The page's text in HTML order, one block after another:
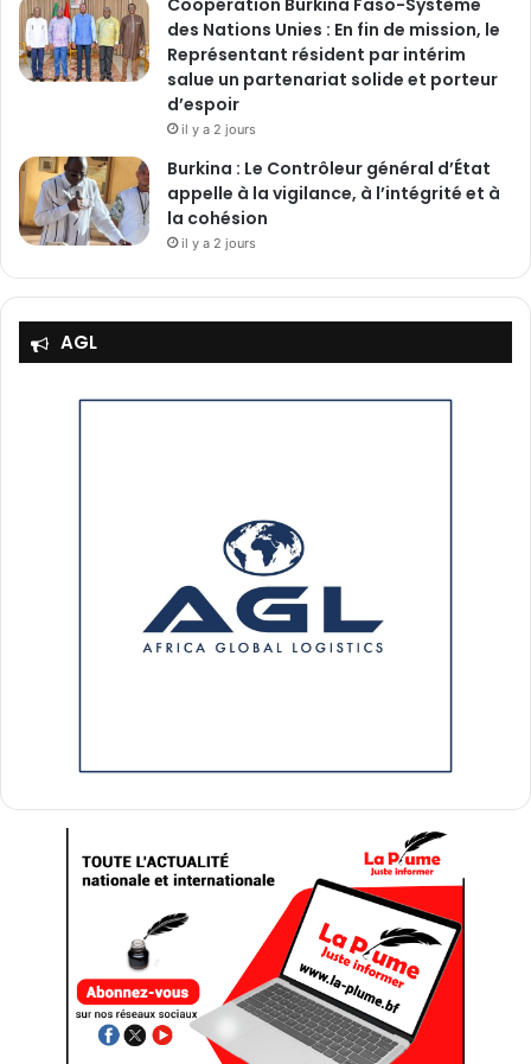
‎Coopération Burkina Faso-Système
des Nations Unies : En fin de mission, le
Représentant résident par intérim
salue un partenariat solide et porteur
d’espoir
il y a 2 jours
Burkina : Le Contrôleur général d’État
appelle à la vigilance, à l’intégrité et à
la cohésion
il y a 2 jours
AGL